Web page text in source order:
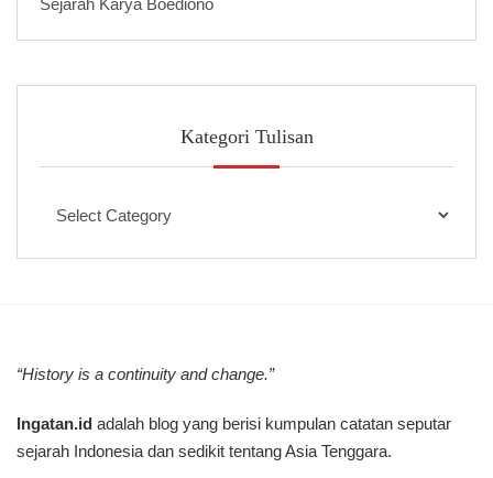
Sejarah Karya Boediono
Kategori Tulisan
“History is a continuity and change.”
Ingatan.id adalah blog yang berisi kumpulan catatan seputar
sejarah Indonesia dan sedikit tentang Asia Tenggara.